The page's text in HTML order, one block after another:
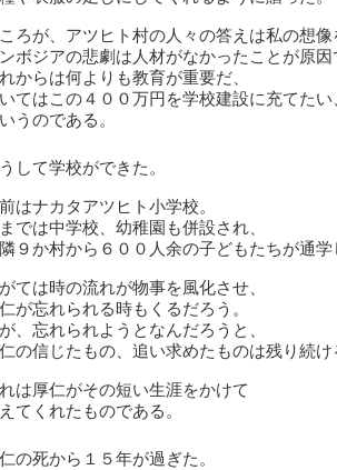
ろが、アツヒト村の人々の答えは私の想
ボジアの悲劇は人材がなかったことが原因
からは何よりも教育が重要だ、
てはこの４００万円を学校建設に充てたい
うのである。
して学校ができた。
はナカタアツヒト小学校。
では中学校、幼稚園も併設され、
９か村から６００人余の子どもたちが通
ては時の流れが物事を風化させ、
が忘れられる時もくるだろう。
、忘れられようとなんだろうと、
の信じたもの、追い求めたものは残り続
は厚仁がその短い生涯をかけて
てくれたものである。
の死から１５年が過ぎた。